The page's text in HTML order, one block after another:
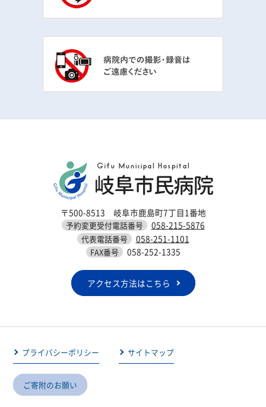
〒500-8513 岐阜市鹿島町7丁目1番地
予約変更受付電話番号 058-215-5876
代表電話番号 058-251-1101
FAX番号 058-252-1335
アクセス方法はこちら
プライバシーポリシー サイトマップ
ご寄附のお願い